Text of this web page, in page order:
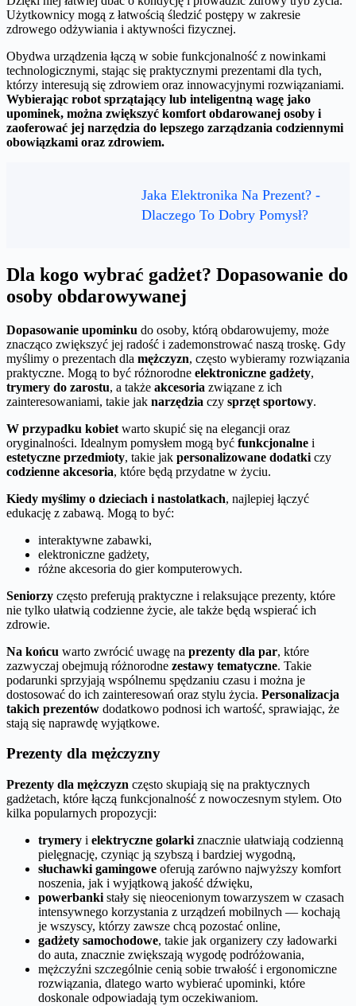
Użytkownicy mogą z łatwością śledzić postępy w zakresie
zdrowego odżywiania i aktywności fizycznej.
Obydwa urządzenia łączą w sobie funkcjonalność z nowinkami
technologicznymi, stając się praktycznymi prezentami dla tych,
którzy interesują się zdrowiem oraz innowacyjnymi rozwiązaniami.
Wybierając robot sprzątający lub inteligentną wagę jako
upominek, można zwiększyć komfort obdarowanej osoby i
zaoferować jej narzędzia do lepszego zarządzania codziennymi
obowiązkami oraz zdrowiem.
Jaka Elektronika Na Prezent? -
Dlaczego To Dobry Pomysł?
Dla kogo wybrać gadżet? Dopasowanie do
osoby obdarowywanej
Dopasowanie upominku do osoby, którą obdarowujemy, może
znacząco zwiększyć jej radość i zademonstrować naszą troskę. Gdy
myślimy o prezentach dla mężczyzn, często wybieramy rozwiązania
praktyczne. Mogą to być różnorodne elektroniczne gadżety,
trymery do zarostu, a także akcesoria związane z ich
zainteresowaniami, takie jak narzędzia czy sprzęt sportowy.
W przypadku kobiet warto skupić się na elegancji oraz
oryginalności. Idealnym pomysłem mogą być funkcjonalne i
estetyczne przedmioty, takie jak personalizowane dodatki czy
codzienne akcesoria, które będą przydatne w życiu.
Kiedy myślimy o dzieciach i nastolatkach, najlepiej łączyć
edukację z zabawą. Mogą to być:
interaktywne zabawki,
elektroniczne gadżety,
różne akcesoria do gier komputerowych.
Seniorzy często preferują praktyczne i relaksujące prezenty, które
nie tylko ułatwią codzienne życie, ale także będą wspierać ich
zdrowie.
Na końcu warto zwrócić uwagę na prezenty dla par, które
zazwyczaj obejmują różnorodne zestawy tematyczne. Takie
podarunki sprzyjają wspólnemu spędzaniu czasu i można je
dostosować do ich zainteresowań oraz stylu życia. Personalizacja
takich prezentów dodatkowo podnosi ich wartość, sprawiając, że
stają się naprawdę wyjątkowe.
Prezenty dla mężczyzny
Prezenty dla mężczyzn często skupiają się na praktycznych
gadżetach, które łączą funkcjonalność z nowoczesnym stylem. Oto
kilka popularnych propozycji:
trymery i elektryczne golarki znacznie ułatwiają codzienną
pielęgnację, czyniąc ją szybszą i bardziej wygodną,
słuchawki gamingowe oferują zarówno najwyższy komfort
noszenia, jak i wyjątkową jakość dźwięku,
powerbanki stały się nieocenionym towarzyszem w czasach
intensywnego korzystania z urządzeń mobilnych — kochają
je wszyscy, którzy zawsze chcą pozostać online,
gadżety samochodowe, takie jak organizery czy ładowarki
do auta, znacznie zwiększają wygodę podróżowania,
mężczyźni szczególnie cenią sobie trwałość i ergonomiczne
rozwiązania, dlatego warto wybierać upominki, które
doskonale odpowiadają tym oczekiwaniom.